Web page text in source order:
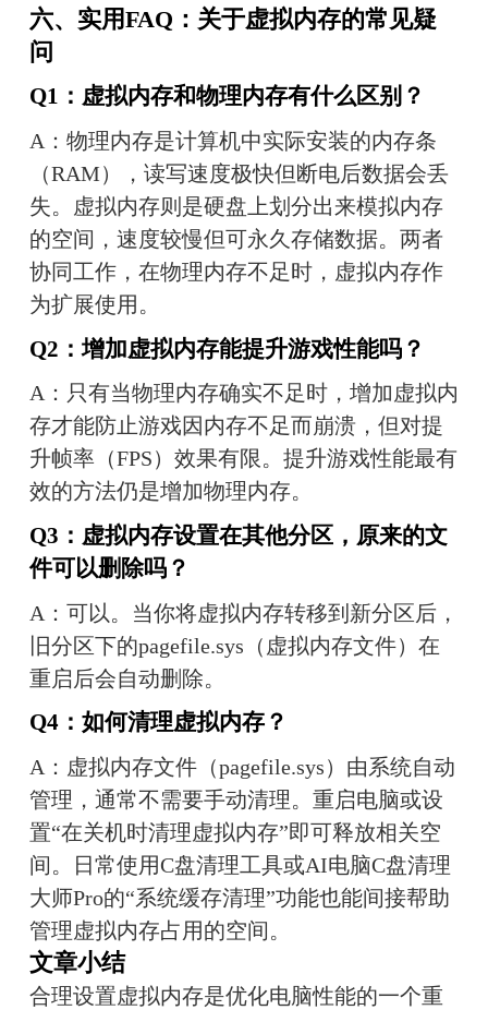
六、实用FAQ：关于虚拟内存的常见疑
问
Q1：虚拟内存和物理内存有什么区别？
A：物理内存是计算机中实际安装的内存条
（RAM），读写速度极快但断电后数据会丢
失。虚拟内存则是硬盘上划分出来模拟内存
的空间，速度较慢但可永久存储数据。两者
协同工作，在物理内存不足时，虚拟内存作
为扩展使用。
Q2：增加虚拟内存能提升游戏性能吗？
A：只有当物理内存确实不足时，增加虚拟内
存才能防止游戏因内存不足而崩溃，但对提
升帧率（FPS）效果有限。提升游戏性能最有
效的方法仍是增加物理内存。
Q3：虚拟内存设置在其他分区，原来的文
件可以删除吗？
A：可以。当你将虚拟内存转移到新分区后，
旧分区下的pagefile.sys（虚拟内存文件）在
重启后会自动删除。
Q4：如何清理虚拟内存？
A：虚拟内存文件（pagefile.sys）由系统自动
管理，通常不需要手动清理。重启电脑或设
置“在关机时清理虚拟内存”即可释放相关空
间。日常使用C盘清理工具或AI电脑C盘清理
大师Pro的“系统缓存清理”功能也能间接帮助
管理虚拟内存占用的空间。
文章小结
合理设置虚拟内存是优化电脑性能的一个重